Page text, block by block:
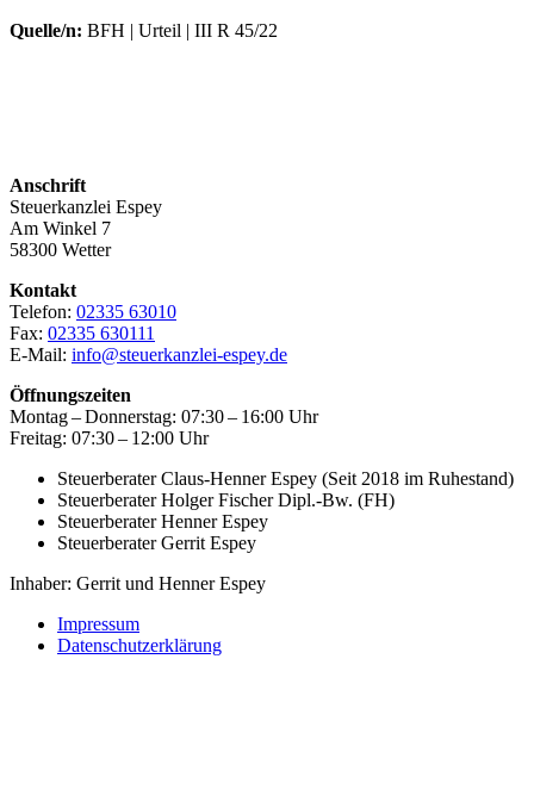
Quelle/n: BFH | Urteil | III R 45/22
Anschrift
Steuerkanzlei Espey
Am Winkel 7
58300 Wetter
Kontakt
Telefon: 02335 63010
Fax: 02335 630111
E-Mail: info@steuerkanzlei-espey.de
Öffnungszeiten
Montag – Donnerstag: 07:30 – 16:00 Uhr
Freitag: 07:30 – 12:00 Uhr
Steuerberater Claus-Henner Espey (Seit 2018 im Ruhestand)
Steuerberater Holger Fischer Dipl.-Bw. (FH)
Steuerberater Henner Espey
Steuerberater Gerrit Espey
Inhaber: Gerrit und Henner Espey
Impressum
Datenschutzerklärung